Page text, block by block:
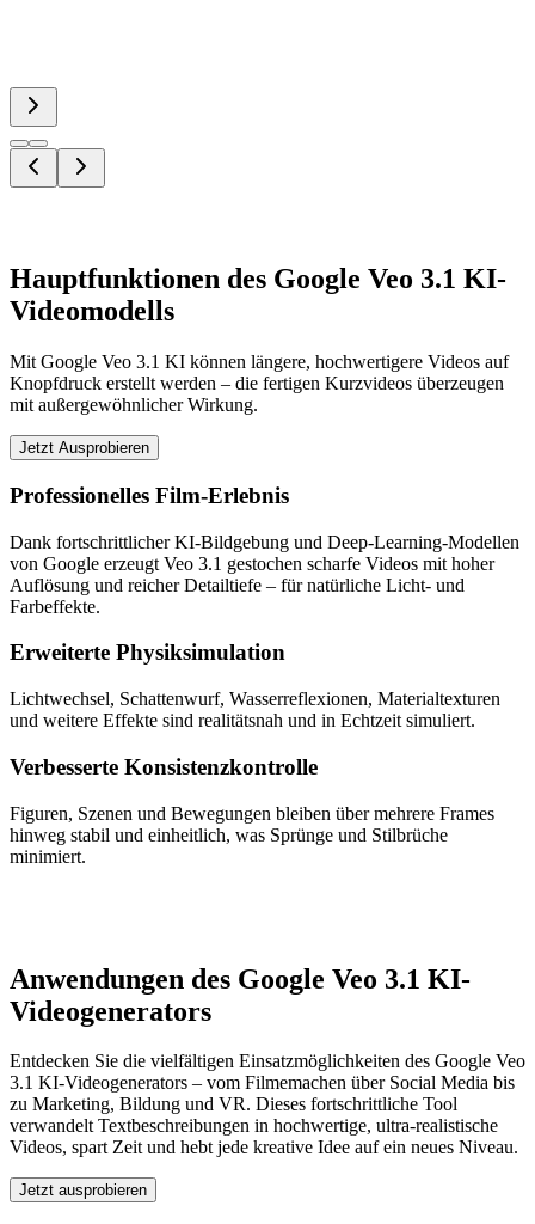
Hauptfunktionen des Google Veo 3.1 KI-
Videomodells
Mit Google Veo 3.1 KI können längere, hochwertigere Videos auf
Knopfdruck erstellt werden – die fertigen Kurzvideos überzeugen
mit außergewöhnlicher Wirkung.
Jetzt Ausprobieren
Professionelles Film-Erlebnis
Dank fortschrittlicher KI-Bildgebung und Deep-Learning-Modellen
von Google erzeugt Veo 3.1 gestochen scharfe Videos mit hoher
Auflösung und reicher Detailtiefe – für natürliche Licht- und
Farbeffekte.
Erweiterte Physiksimulation
Lichtwechsel, Schattenwurf, Wasserreflexionen, Materialtexturen
und weitere Effekte sind realitätsnah und in Echtzeit simuliert.
Verbesserte Konsistenzkontrolle
Figuren, Szenen und Bewegungen bleiben über mehrere Frames
hinweg stabil und einheitlich, was Sprünge und Stilbrüche
minimiert.
Anwendungen des Google Veo 3.1 KI-
Videogenerators
Entdecken Sie die vielfältigen Einsatzmöglichkeiten des Google Veo
3.1 KI-Videogenerators – vom Filmemachen über Social Media bis
zu Marketing, Bildung und VR. Dieses fortschrittliche Tool
verwandelt Textbeschreibungen in hochwertige, ultra-realistische
Videos, spart Zeit und hebt jede kreative Idee auf ein neues Niveau.
Jetzt ausprobieren